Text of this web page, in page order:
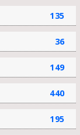
135
36
149
440
195